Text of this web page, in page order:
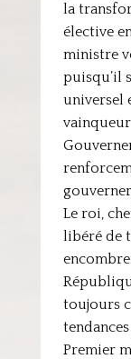
la
élective
ministre
puisqu’il
universel
Le roi,
libéré de
toujours
Premier